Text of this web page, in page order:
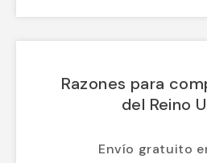
Razones para
del Reino
Envío gratuito